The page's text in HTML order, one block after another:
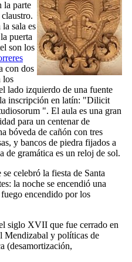
la parte
sala es
puerta
son los
con dos
los
lado izquierdo de una fuente
inscripción en latín: "Dilicit
". El aula es una gran
para un centenar de
bóveda de cañón con tres
y bancos de piedra fijados a
de gramática es un reloj de sol.
celebró la fiesta de Santa
la noche se encendió una
encendido por los
siglo XVII que fue cerrado en
Mendizabal y políticas de
(desamortización,